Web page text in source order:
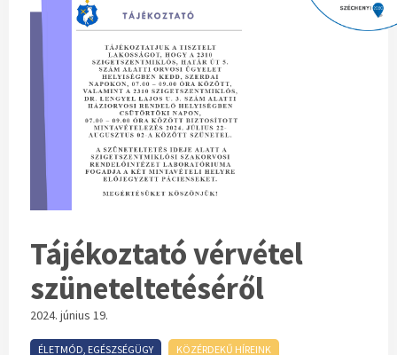
Tájékoztató vérvétel
szüneteltetéséről
2024. június 19.
ÉLETMÓD, EGÉSZSÉGÜGY KÖZÉRDEKŰ HÍREINK